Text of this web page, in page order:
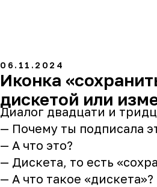
06.11.2024
Иконка
дискетой или
Диалог двадцати и
— Почему ты подписала
— А что это?
— Дискета, то есть
— А что такое «дискета»?